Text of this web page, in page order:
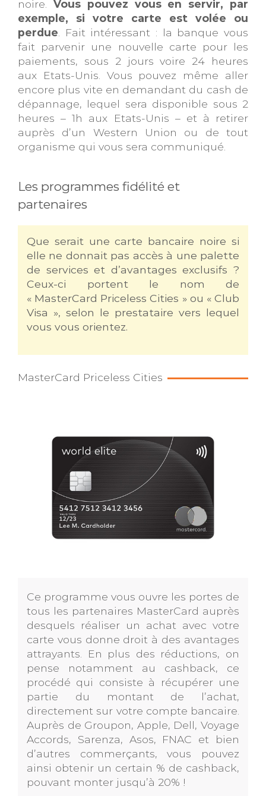
noire. Vous pouvez vous en servir, par
exemple, si votre carte est volée ou
perdue. Fait intéressant : la banque vous
fait parvenir une nouvelle carte pour les
paiements, sous 2 jours voire 24 heures
aux Etats-Unis. Vous pouvez même aller
encore plus vite en demandant du cash de
dépannage, lequel sera disponible sous 2
heures – 1h aux Etats-Unis – et à retirer
auprès d’un Western Union ou de tout
organisme qui vous sera communiqué.
Les programmes fidélité et
partenaires
Que serait une carte bancaire noire si
elle ne donnait pas accès à une palette
de services et d’avantages exclusifs ?
Ceux-ci portent le nom de
« MasterCard Priceless Cities » ou « Club
Visa », selon le prestataire vers lequel
vous vous orientez.
MasterCard Priceless Cities
Ce programme vous ouvre les portes de
tous les partenaires MasterCard auprès
desquels réaliser un achat avec votre
carte vous donne droit à des avantages
attrayants. En plus des réductions, on
pense notamment au cashback, ce
procédé qui consiste à récupérer une
partie du montant de l’achat,
directement sur votre compte bancaire.
Auprès de Groupon, Apple, Dell, Voyage
Accords, Sarenza, Asos, FNAC et bien
d’autres commerçants, vous pouvez
ainsi obtenir un certain % de cashback,
pouvant monter jusqu’à 20% !